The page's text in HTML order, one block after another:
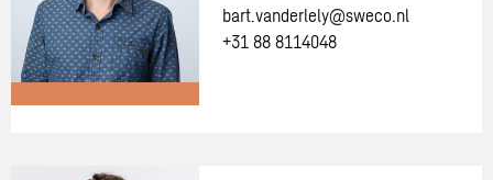
bart.vanderlely@sweco.nl
+31 88 8114048